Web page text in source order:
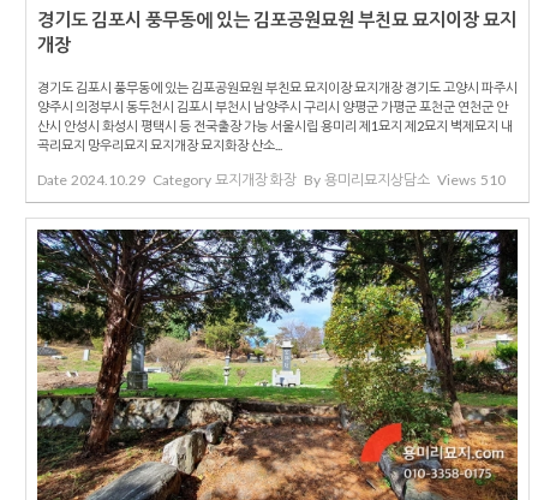
경기도 김포시 풍무동에 있는 김포공원묘원 부친묘 묘지이장 묘지
개장
경기도 김포시 풍무동에 있는 김포공원묘원 부친묘 묘지이장 묘지개장 경기도 고양시 파주시
양주시 의정부시 동두천시 김포시 부천시 남양주시 구리시 양평군 가평군 포천군 연천군 안
산시 안성시 화성시 평택시 등 전국출장 가능 서울시립 용미리 제1묘지 제2묘지 벽제묘지 내
곡리묘지 망우리묘지 묘지개장 묘지화장 산소...
Date 2024.10.29 Category 묘지개장 화장 By 용미리묘지상담소 Views 510